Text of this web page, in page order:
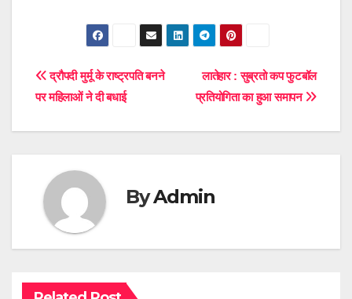
Post
navigation
लातेहार : सुब्रतो कप फुटबॉल
प्रतियोगिता का हुआ समापन
द्रौपदी मुर्मू के राष्ट्रपति बनने
पर महिलाओं ने दी बधाई
ByAdmin